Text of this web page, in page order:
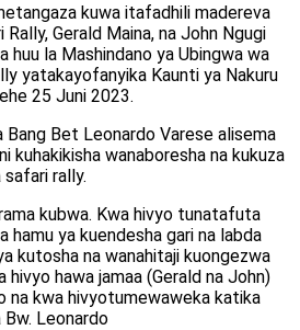
kuwa itafadhili madereva
Gerald Maina, na John Ngugi
huu la Mashindano ya Ubingwa wa
yatakayofanyika Kaunti ya Nakuru
25 Juni 2023.
Bet Leonardo Varese alisema
kuhakikisha wanaboresha na kukuza
rally.
kubwa. Kwa hivyo tunatafuta
hamu ya kuendesha gari na labda
kutosha na wanahitaji kuongezwa
hivyo hawa jamaa (Gerald na John)
na kwa hivyotumewaweka katika
Bw. Leonardo